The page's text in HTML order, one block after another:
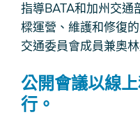
指導BATA和加州交通
樑運營、維護和修復
交通委員會成員兼奧
公開會議以線
行。